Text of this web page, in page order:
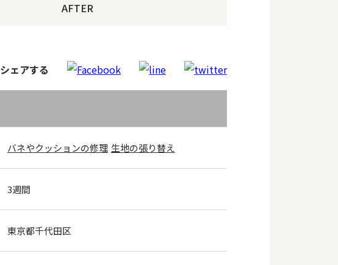
AFTER
シェアする
バネやクッションの修理 生地の張り替え
3週間
東京都千代田区